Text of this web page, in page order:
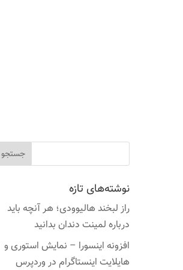
نوشته‌های تازه
راز لبخند هالیوودی؛ هر آنچه باید
درباره لمینت دندان بدانید
افزونه اینسورا – نمایش استوری و
هایلایت اینستاگرام در وردپرس